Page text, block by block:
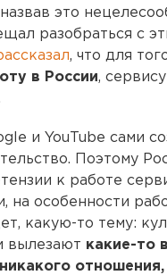
это
разобраться с
, что для
в России,
и YouTube сами
Поэтому
к работе
на особенности
какую-то тему:
вылезают какие-то